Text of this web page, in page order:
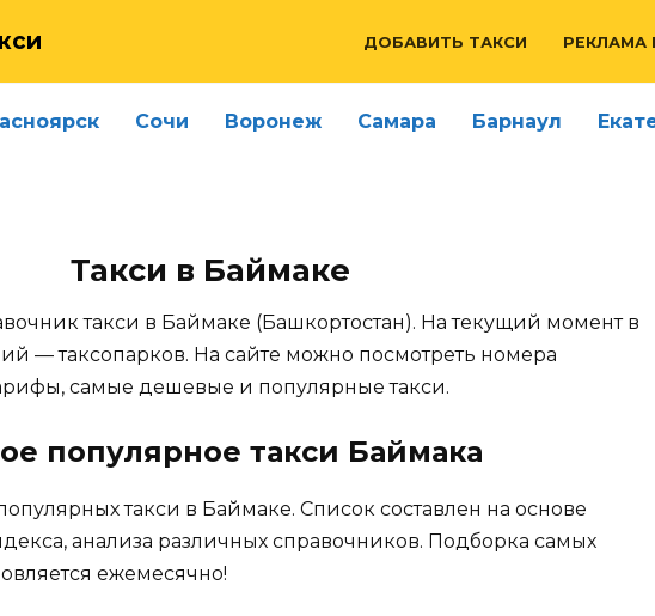
ДОБАВИТЬ ТАКСИ РЕКЛАМА
Сочи Воронеж Самара Барнаул
Такси в Баймаке
такси в Баймаке (Башкортостан). На текущий момент в
— таксопарков. На сайте можно посмотреть номера
самые дешевые и популярные такси.
популярное такси Баймака
такси в Баймаке. Список составлен на основе
анализа различных справочников. Подборка самых
ежемесячно!